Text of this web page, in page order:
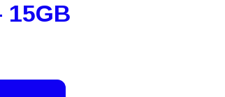
15GB